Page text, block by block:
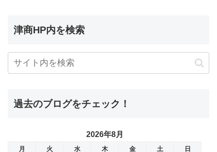
津商HP内を検索
過去のブログをチェック！
2026年8月
月 火 水 木 金 土
日